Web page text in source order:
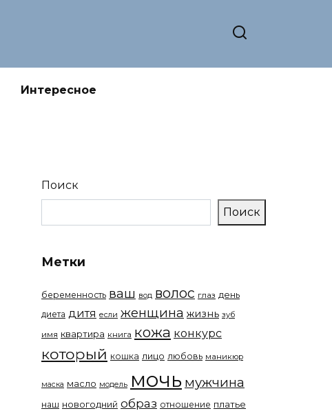
Интересное
Поиск
Поиск
Метки
беременность ваш вод волос глаз день
диета дитя если женщина жизнь зуб
имя квартира книга кожа конкурс
который кошка лицо любовь маникюр
маска масло модель мочь мужчина
наш новогодний образ отношение платье